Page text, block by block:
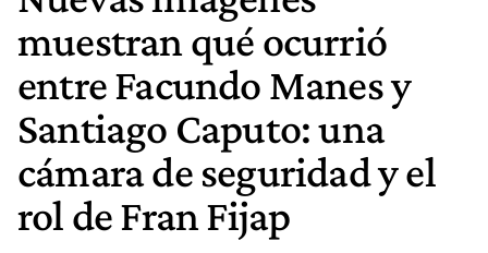
muestran qué ocurrió
entre Facundo Manes y
Santiago Caputo: una
cámara de seguridad y el
rol de Fran Fijap